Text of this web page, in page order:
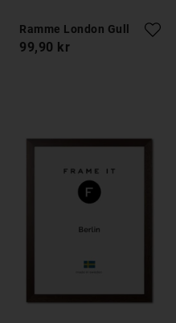
Ramme London Gull
99,90 kr